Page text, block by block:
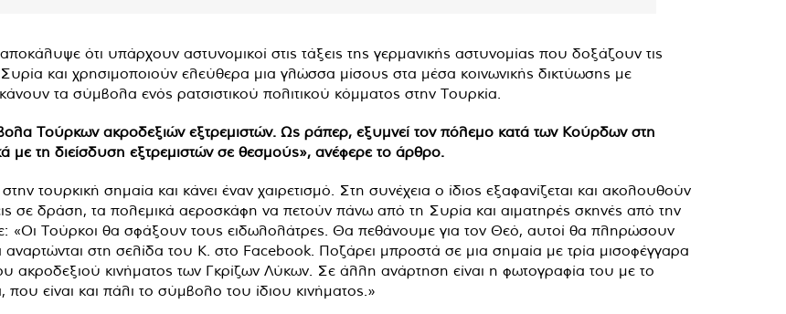
ότι υπάρχουν αστυνομικοί στις τάξεις της γερμανικής αστυνομίας που δοξάζουν τις
και χρησιμοποιούν ελεύθερα μια γλώσσα μίσους στα μέσα κοινωνικής δικτύωσης με
τα σύμβολα ενός ρατσιστικού πολιτικού κόμματος στην Τουρκία.
Τούρκων ακροδεξιών εξτρεμιστών. Ως ράπερ, εξυμνεί τον πόλεμο κατά των Κούρδων στη
με τη διείσδυση εξτρεμιστών σε θεσμούς», ανέφερε το άρθρο.
τουρκική σημαία και κάνει έναν χαιρετισμό. Στη συνέχεια ο ίδιος εξαφανίζεται και ακολουθούν
σε δράση, τα πολεμικά αεροσκάφη να πετούν πάνω από τη Συρία και αιματηρές σκηνές από την
«Οι Τούρκοι θα σφάξουν τους ειδωλολάτρες. Θα πεθάνουμε για τον Θεό, αυτοί θα πληρώσουν
αναρτώνται στη σελίδα του Κ. στο Facebook. Ποζάρει μπροστά σε μια σημαία με τρία μισοφέγγαρα
ακροδεξιού κινήματος των Γκρίζων Λύκων. Σε άλλη ανάρτηση είναι η φωτογραφία του με το
είναι και πάλι το σύμβολο του ίδιου κινήματος.»